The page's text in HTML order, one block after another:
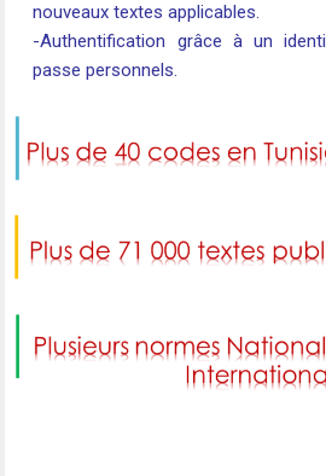
nouveaux textes applicables.
-Authentification grâce à un
passe personnels.